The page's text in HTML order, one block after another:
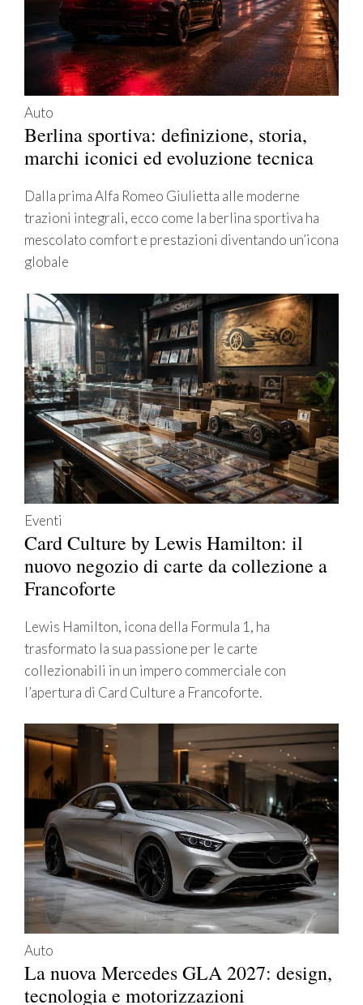
Auto
Berlina sportiva: definizione, storia,
marchi iconici ed evoluzione tecnica
Dalla prima Alfa Romeo Giulietta alle moderne
trazioni integrali, ecco come la berlina sportiva ha
mescolato comfort e prestazioni diventando un’icona
globale
Eventi
Card Culture by Lewis Hamilton: il
nuovo negozio di carte da collezione a
Francoforte
Lewis Hamilton, icona della Formula 1, ha
trasformato la sua passione per le carte
collezionabili in un impero commerciale con
l’apertura di Card Culture a Francoforte.
Auto
La nuova Mercedes GLA 2027: design,
tecnologia e motorizzazioni